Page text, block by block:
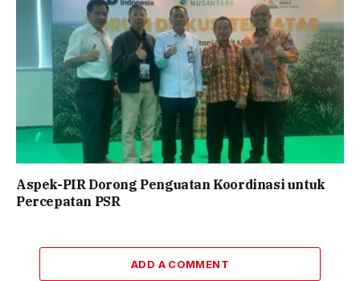
Aspek-PIR Dorong Penguatan Koordinasi untuk
Percepatan PSR
ADD A COMMENT